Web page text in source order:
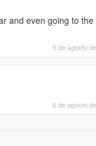
and even going to the
6 de agosto
6 de agosto